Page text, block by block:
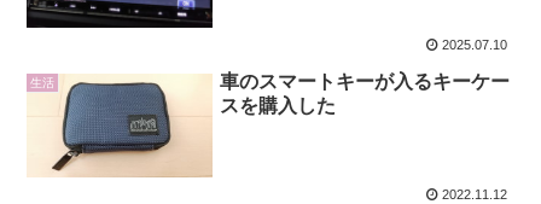
2025.07.10
生活
車のスマートキーが入るキーケー
スを購入した
2022.11.12